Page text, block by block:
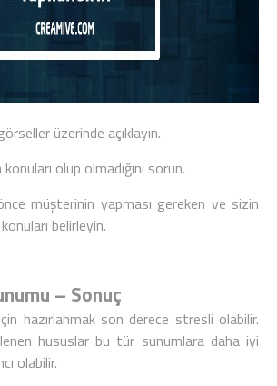
üzerinde açıklayın.
olup olmadığını sorun.
müşterinin yapması gereken ve sizin
belirleyin.
– Sonuç
hazırlanmak son derece stresli olabilir.
hususlar bu tür sunumlara daha iyi
olabilir.